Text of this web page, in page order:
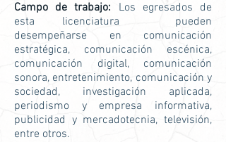
Campo de trabajo: Los egresados de
esta licenciatura
pueden
desempeñarse en comunicación
estratégica, comunicación escénica,
comunicación digital, comunicación
sonora, entretenimiento, comunicación y
sociedad, investigación aplicada,
periodismo y empresa informativa,
publicidad y mercadotecnia, televisión,
entre otros.